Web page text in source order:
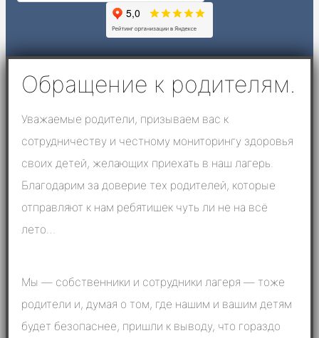
Обращение к родителям.
Уважаемые родители, призываем вас к
сотрудничеству и честному мониторингу здоровья
своих детей, желающих приехать в наш лагерь.
Благодарим за доверие тех родителей, которые
отправляют к нам ребятишек чуть ли не на всё
лето…
Мы — собственники и сотрудники лагеря — тоже
родители и, думая о том, где нашим и вашим детям
будет безопаснее, пришли к выводу, что гораздо